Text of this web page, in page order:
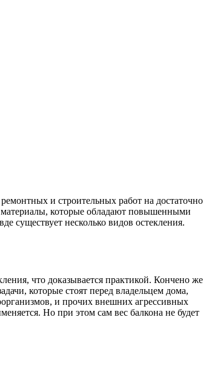
и строительных работ на достаточно
материалы, которые обладают повышенными
существует несколько видов остекления.
что доказывается практикой. Кончено же
которые стоят перед владельцем дома,
и прочих внешних агрессивных
Но при этом сам вес балкона не будет